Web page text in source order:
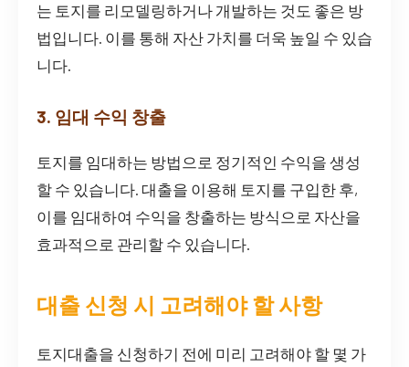
는 토지를 리모델링하거나 개발하는 것도 좋은 방
법입니다. 이를 통해 자산 가치를 더욱 높일 수 있습
니다.
3. 임대 수익 창출
토지를 임대하는 방법으로 정기적인 수익을 생성
할 수 있습니다. 대출을 이용해 토지를 구입한 후,
이를 임대하여 수익을 창출하는 방식으로 자산을
효과적으로 관리할 수 있습니다.
대출 신청 시 고려해야 할 사항
토지대출을 신청하기 전에 미리 고려해야 할 몇 가